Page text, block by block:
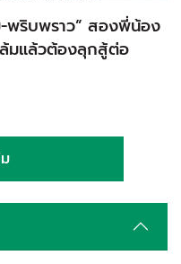
พริบพราว” สองพี่น้อง
มแล้วต้องลุกสู้ต่อ